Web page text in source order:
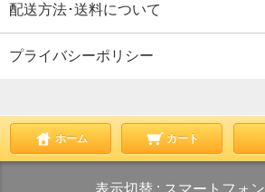
配送方法･送料について
プライバシーポリシー
ホーム カート
表示切替 : スマートフォン